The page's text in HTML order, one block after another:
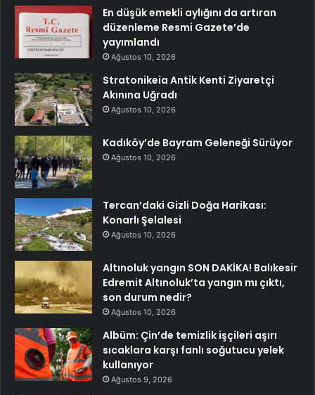
En düşük emekli aylığını da artıran
düzenleme Resmi Gazete’de
yayımlandı
Ağustos 10, 2026
Stratonikeia Antik Kenti Ziyaretçi
Akınına Uğradı
Ağustos 10, 2026
Kadıköy’de Bayram Geleneği Sürüyor
Ağustos 10, 2026
Tercan’daki Gizli Doğa Harikası:
Konarlı Şelalesi
Ağustos 10, 2026
Altınoluk yangın SON DAKİKA! Balıkesir
Edremit Altınoluk’ta yangın mı çıktı,
son durum nedir?
Ağustos 10, 2026
Albüm: Çin’de temizlik işçileri aşırı
sıcaklara karşı fanlı soğutucu yelek
kullanıyor
Ağustos 9, 2026